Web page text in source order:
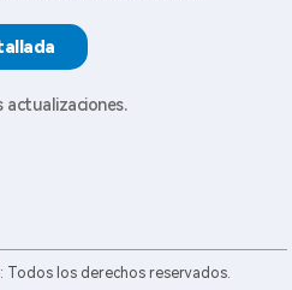
actualizaciones.
Todos los derechos reservados.